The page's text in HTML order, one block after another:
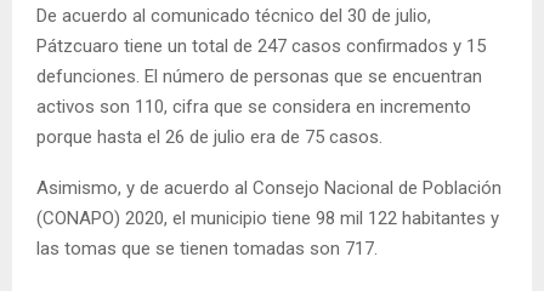
De acuerdo al comunicado técnico del 30 de julio,
Pátzcuaro tiene un total de 247 casos confirmados y 15
defunciones. El número de personas que se encuentran
activos son 110, cifra que se considera en incremento
porque hasta el 26 de julio era de 75 casos.
Asimismo, y de acuerdo al Consejo Nacional de Población
(CONAPO) 2020, el municipio tiene 98 mil 122 habitantes y
las tomas que se tienen tomadas son 717.